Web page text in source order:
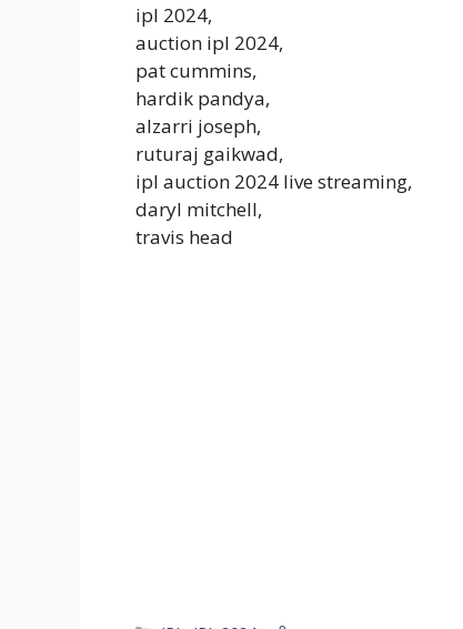
ipl 2024,
auction ipl 2024,
pat cummins,
hardik pandya,
alzarri joseph,
ruturaj gaikwad,
ipl auction 2024 live streaming,
daryl mitchell,
travis head